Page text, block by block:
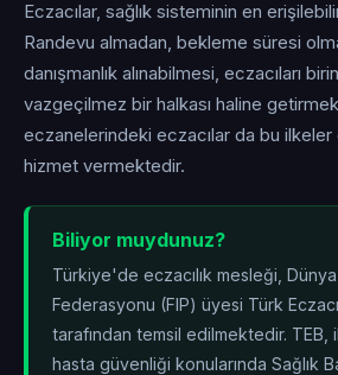
Eczacılar, sağlık sisteminin en
Randevu almadan, bekleme süresi
danışmanlık alınabilmesi, eczacıları
vazgeçilmez bir halkası haline
eczanelerindeki eczacılar da bu ilkeler
hizmet vermektedir.
Biliyor muydunuz?
Türkiye'de eczacılık mesleği, Dünya
Federasyonu (FIP) üyesi Türk
tarafından temsil edilmektedir. TEB,
hasta güvenliği konularında Sağlık